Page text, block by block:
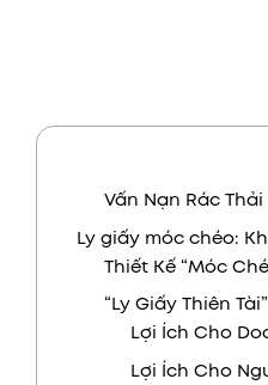
Vấn Nạn Rác
Ly giấy móc chéo:
Thiết Kế “Móc
“Ly Giấy Thiên
Lợi Ích Cho
Lợi Ích Cho